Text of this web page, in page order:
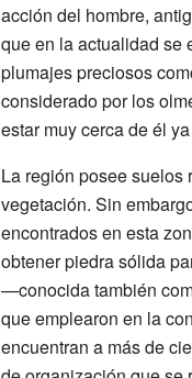
acción del hombre,
que en la actualidad se
plumajes preciosos
considerado por los
estar muy cerca de él
La región posee suelos
vegetación. Sin
encontrados en esta
obtener piedra sólida
—conocida también
que emplearon en la
encuentran a más de